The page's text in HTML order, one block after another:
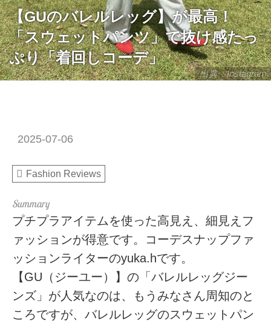
出典：Instagram
【GUのバレルレッグ】が最高！
「スウェットパンツ」で抜け感たっ
ぷり「着回しコーデ」
2025-07-06
Fashion Reviews
プチプラアイテムを使った高見え、細見えフ
ァッションが得意です。コーデスナップファ
ッションライターのyuka.hです。
【GU（ジーユー）】の「バレルレッグジー
ンズ」が人気なのは、もうみなさん周知のと
ころですが、バレルレッグのスウェットパン